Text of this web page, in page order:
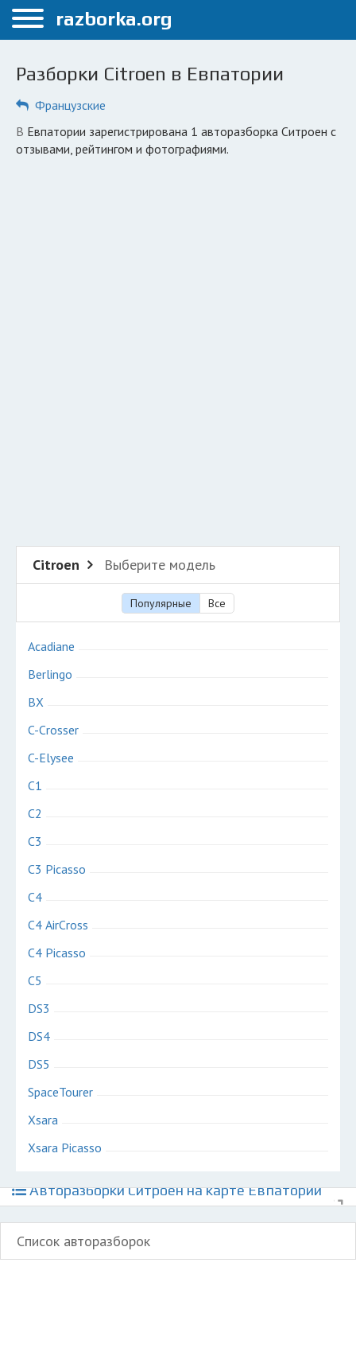
Меню
Евпатория
ПОЛЬЗОВАТЕЛЯМ
Каталог разборок
Разборки Citroen в Евпатории
Французские
в Евпатории зарегистрирована 1 авторазборка Ситроен с
отзывами, рейтингом и фотографиями.
Citroen Выберите модель
Популярные Все
Acadiane
Berlingo
BX
C-Crosser
C-Elysee
C1
C2
C3
C3 Picasso
C4
C4 AirCross
C4 Picasso
C5
DS3
DS4
DS5
SpaceTourer
Xsara
Xsara Picasso
Авторазборки Ситроен на карте Евпатории
Список авторазборок
razborka.org